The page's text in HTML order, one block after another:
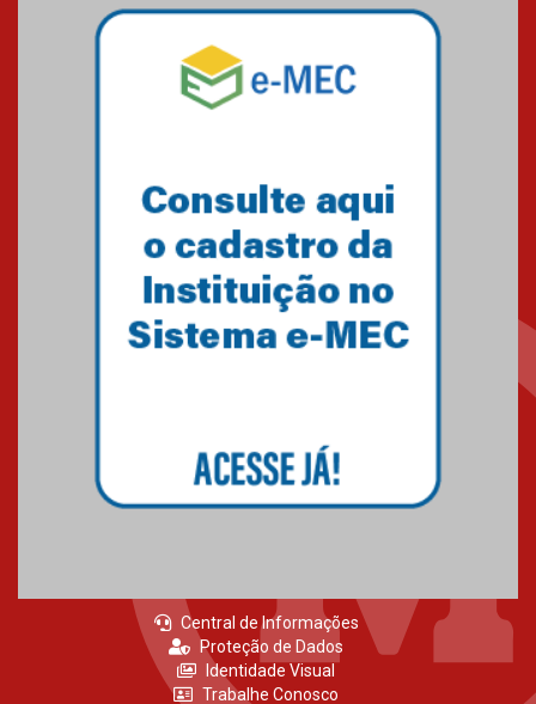
Central de Informações
Proteção de Dados
Identidade Visual
Trabalhe Conosco